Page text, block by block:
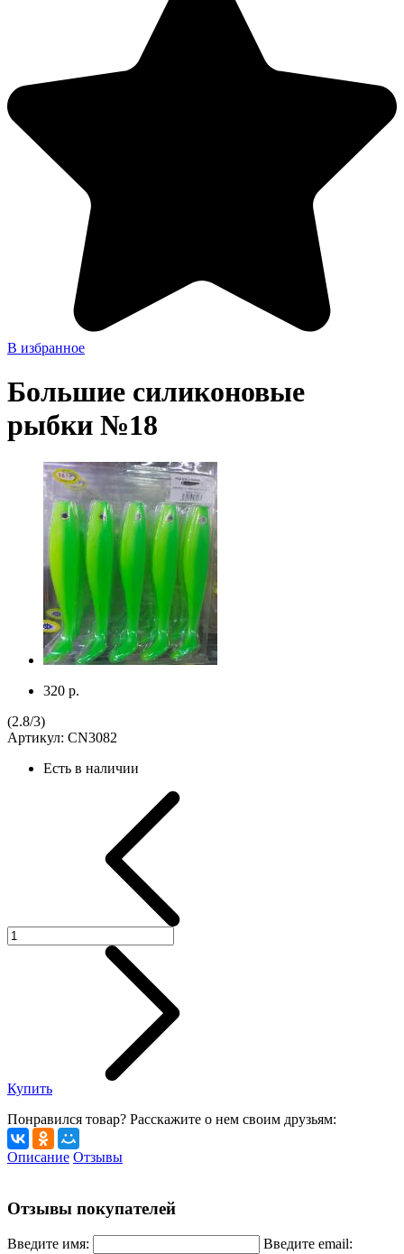
В избранное
Большие силиконовые
рыбки №18
320 р.
(2.8/3)
Артикул: CN3082
Есть в наличии
Купить
Понравился товар? Расскажите о нем своим друзьям:
Описание Отзывы
Отзывы покупателей
Введите имя:
Введите email: